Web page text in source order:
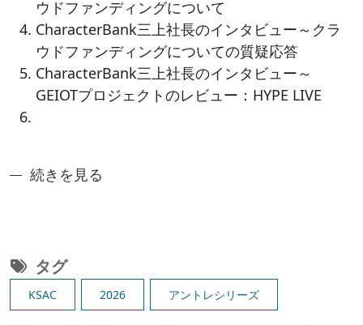
ウドファンディングについて
CharacterBank三上社長のインタビュー～クラ
ウドファンディングについての質疑応答
CharacterBank三上社長のインタビュー～
GEIOTプロジェクトのレビュー：HYPE LIVE
奈良先端アントレシリーズ6：IoT分野の先輩起業
続きを見る
タグ
KSAC 2026 アントレシリーズ